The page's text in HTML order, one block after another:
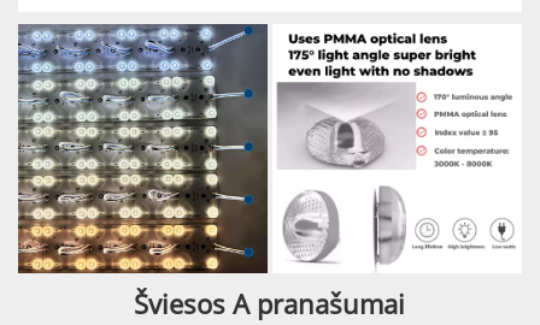
Šviesos A pranašumai